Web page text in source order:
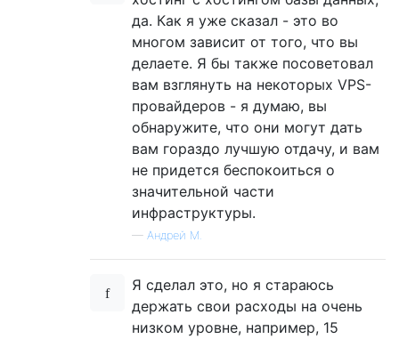
да. Как я уже сказал - это во
многом зависит от того, что вы
делаете. Я бы также посоветовал
вам взглянуть на некоторых VPS-
провайдеров - я думаю, вы
обнаружите, что они могут дать
вам гораздо лучшую отдачу, и вам
не придется беспокоиться о
значительной части
инфраструктуры.
— Андрей М.
Я сделал это, но я стараюсь
держать свои расходы на очень
низком уровне, например, 15